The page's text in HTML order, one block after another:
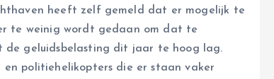
heeft zelf gemeld dat er mogelijk te
te weinig wordt gedaan om dat te
de geluidsbelasting dit jaar te hoog lag.
politiehelikopters die er staan vaker